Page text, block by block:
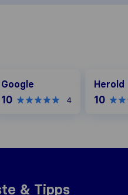
Google
10 4
Herold
10
& Tipps